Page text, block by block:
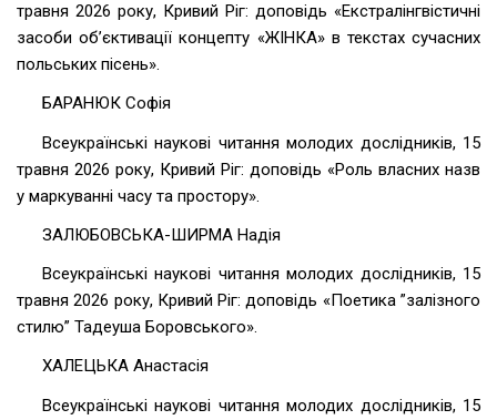
травня 2026 року, Кривий Ріг: доповідь «Екстралінгвістичні
засоби об’єктивації концепту «ЖІНКА» в текстах сучасних
польських пісень».
БАРАНЮК Софія
Всеукраїнські наукові читання молодих дослідників, 15
травня 2026 року, Кривий Ріг: доповідь «Роль власних назв
у маркуванні часу та простору».
ЗАЛЮБОВСЬКА-ШИРМА Надія
Всеукраїнські наукові читання молодих дослідників, 15
травня 2026 року, Кривий Ріг: доповідь «Поетика ”залізного
стилю” Тадеуша Боровського».
ХАЛЕЦЬКА Анастасія
Всеукраїнські наукові читання молодих дослідників, 15